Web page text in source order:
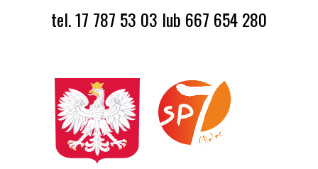
tel. 17 787 53 03 lub 667 654 280